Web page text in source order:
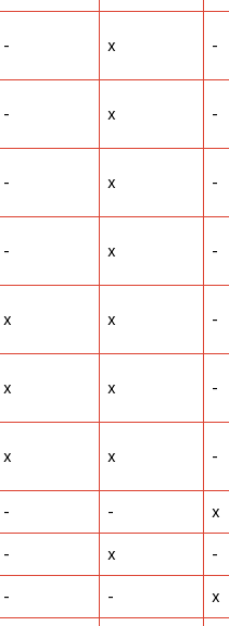
- x -
- x -
- x -
- x -
x x -
x x -
x x -
- - x
- x -
- - x